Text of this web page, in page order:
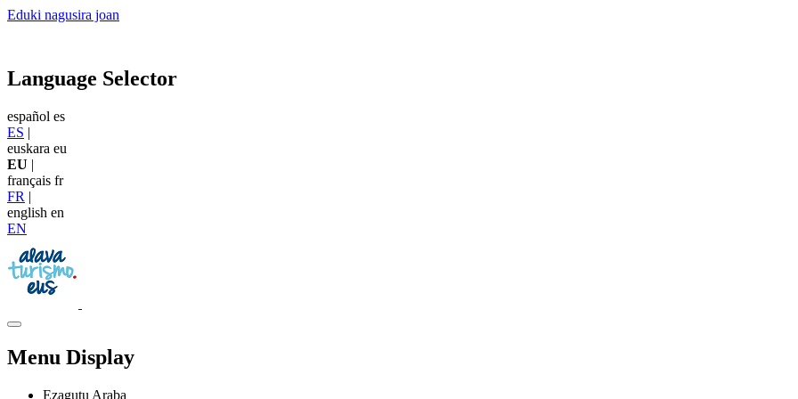
Eduki nagusira joan
Language Selector
español es
ES |
euskara eu
EU |
français fr
FR |
english en
EN
Menu Display
Ezagutu Araba